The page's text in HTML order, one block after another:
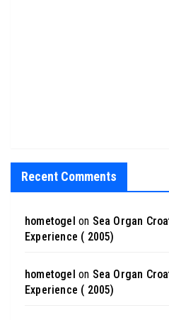
Recent Comments
hometogel on Sea Organ
Experience ( 2005)
hometogel on Sea Organ
Experience ( 2005)